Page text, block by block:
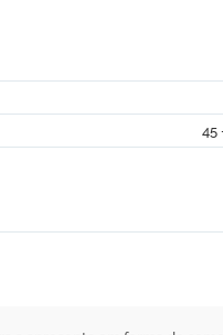
45